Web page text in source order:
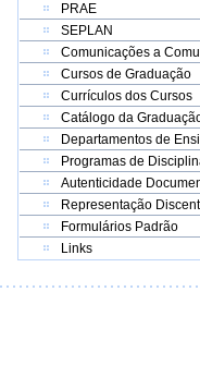
PRAE
SEPLAN
Comunicações a
Cursos de Graduação
Currículos dos Cursos
Catálogo da
Departamentos de
Programas de
Autenticidade
Representação
Formulários Padrão
Links